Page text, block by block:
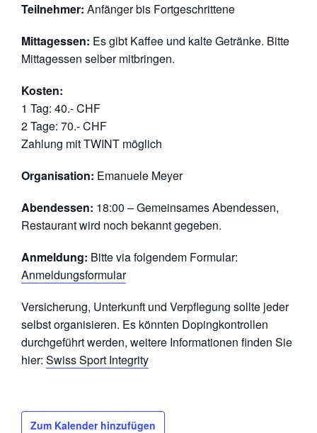
Teilnehmer: Anfänger bis Fortgeschrittene
Mittagessen: Es gibt Kaffee und kalte Getränke. Bitte
Mittagessen selber mitbringen.
Kosten:
1 Tag: 40.- CHF
2 Tage: 70.- CHF
Zahlung mit TWINT möglich
Organisation: Emanuele Meyer
Abendessen: 18:00 – Gemeinsames Abendessen,
Restaurant wird noch bekannt gegeben.
Anmeldung: Bitte via folgendem Formular:
Anmeldungsformular
Versicherung, Unterkunft und Verpflegung sollte jeder
selbst organisieren. Es könnten Dopingkontrollen
durchgeführt werden, weitere Informationen finden Sie
hier: Swiss Sport Integrity
Zum Kalender hinzufügen